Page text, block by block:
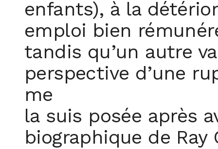
enfants), à la
emploi bien
tandis qu’un autre
perspective d’une
me
la suis posée après
biographique de Ray